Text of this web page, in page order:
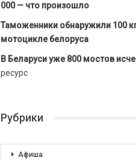
000 — что произошло
Таможенники обнаружили 100
мотоцикле белоруса
В Беларуси уже 800 мостов
ресурс
Рубрики
Афиша